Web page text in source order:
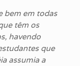
bem em todas
têm os
havendo
que
assumia a